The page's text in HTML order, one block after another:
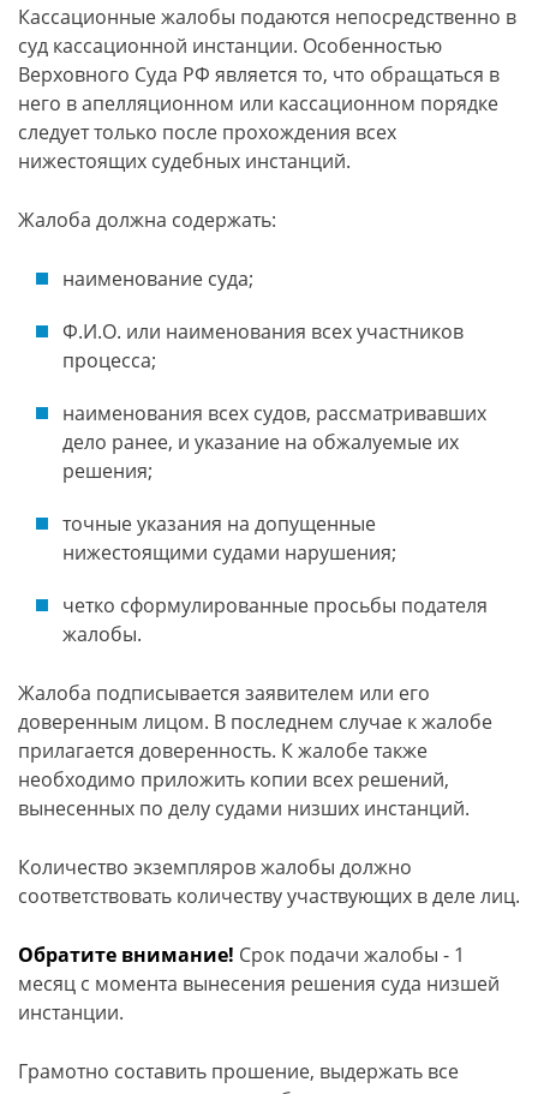
Кассационные жалобы подаются непосредственно в
суд кассационной инстанции. Особенностью
Верховного Суда РФ является то, что обращаться в
него в апелляционном или кассационном порядке
следует только после прохождения всех
нижестоящих судебных инстанций.
Жалоба должна содержать:
наименование суда;
Ф.И.О. или наименования всех участников
процесса;
наименования всех судов, рассматривавших
дело ранее, и указание на обжалуемые их
решения;
точные указания на допущенные
нижестоящими судами нарушения;
четко сформулированные просьбы подателя
жалобы.
Жалоба подписывается заявителем или его
доверенным лицом. В последнем случае к жалобе
прилагается доверенность. К жалобе также
необходимо приложить копии всех решений,
вынесенных по делу судами низших инстанций.
Количество экземпляров жалобы должно
соответствовать количеству участвующих в деле лиц.
Обратите внимание! Срок подачи жалобы - 1
месяц с момента вынесения решения суда низшей
инстанции.
Грамотно составить прошение, выдержать все